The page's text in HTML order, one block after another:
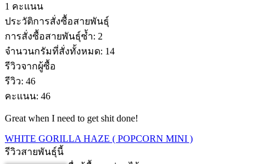
1 คะแนน
ประวัติการสั่งซื้อสายพันธุ์
การสั่งซื้อสายพันธุ์ซ้ำ: 2
จำนวนกรัมที่สั่งทั้งหมด: 14
รีวิวจากผู้ซื้อ
รีวิว: 46
คะแนน: 46
Great when I need to get shit done!
WHITE GORILLA HAZE ( POPCORN MINI )
รีวิวสายพันธุ์นี้